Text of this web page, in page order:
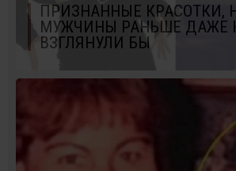
ПРИЗНАННЫЕ КРАСОТКИ,
МУЖЧИНЫ РАНЬШЕ ДАЖЕ
ВЗГЛЯНУЛИ БЫ